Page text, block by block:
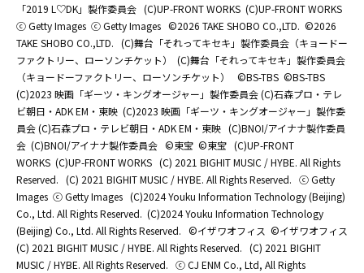
「2019 L♡DK」製作委員会 (C)UP-FRONT WORKS (C)UP-FRONT WORKS
ⓒ Getty Images ⓒ Getty Images ©2026 TAKE SHOBO CO.,LTD. ©2026
TAKE SHOBO CO.,LTD. (C)舞台「それってキセキ」製作委員会（キョードー
ファクトリー、ローソンチケット）
(C)舞台「それってキセキ」製作委員会
（キョードーファクトリー、ローソンチケット）
©BS-TBS ©BS-TBS
(C)2023 映画「ギーツ・キングオージャー」製作委員会 (C)石森プロ・テレ
ビ朝日・ADK EM・東映 (C)2023 映画「ギーツ・キングオージャー」製作委
員会 (C)石森プロ・テレビ朝日・ADK EM・東映 (C)BNOI/アイナナ製作委員
会 (C)BNOI/アイナナ製作委員会 ©東宝 ©東宝 (C)UP-FRONT
WORKS (C)UP-FRONT WORKS (C) 2021 BIGHIT MUSIC / HYBE. All Rights
Reserved. (C) 2021 BIGHIT MUSIC / HYBE. All Rights Reserved. ⓒ Getty
Images ⓒ Getty Images (C)2024 Youku Information Technology (Beijing)
Co., Ltd. All Rights Reserved. (C)2024 Youku Information Technology
(Beijing) Co., Ltd. All Rights Reserved. ©イザワオフィス ©イザワオフィス
(C) 2021 BIGHIT MUSIC / HYBE. All Rights Reserved. (C) 2021 BIGHIT
MUSIC / HYBE. All Rights Reserved. ⓒ CJ ENM Co., Ltd, All Rights